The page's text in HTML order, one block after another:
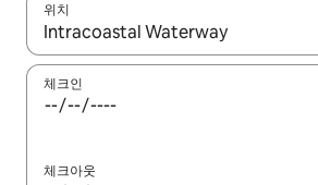
위치
결과가 나오면 위·아래 화살표 키를 사
체크인
체크아웃